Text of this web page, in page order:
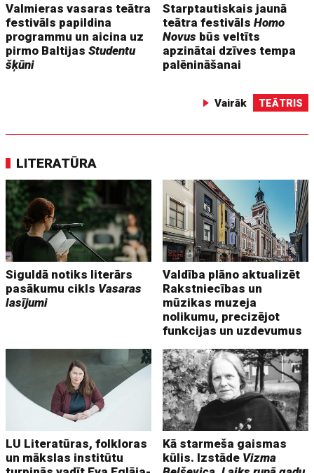
Valmieras vasaras teātra
festivāls papildina
programmu un aicina uz
pirmo BaltijasStudentu
šķūni
Starptautiskais jaunā
teātra festivālsHomo
Novus būs veltīts
apzinātai dzīves tempa
palēnināšanai
Vairāk TEĀTRIS
LITERATŪRA
Siguldā notiks literārs
pasākumu cikls Vasaras
lasījumi
Valdība plāno aktualizēt
Rakstniecības un
mūzikas muzeja
nolikumu, precizējot
funkcijas un uzdevumus
LU Literatūras, folkloras
un mākslas institūtu
Kā starmeša gaismas
kūlis. Izstāde Vizma